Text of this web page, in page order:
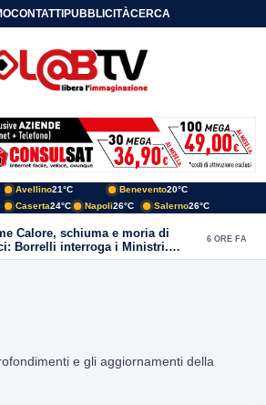
CONTATTIPUBBLICITÀCERCA
Avellino21°C Benevento20°C
Caserta24°C Napoli26°C Salerno26°C
Calore, schiuma e moria di
Borrelli interroga i Ministri.
paga l’assenza del
6 ORE FA
e gli aggiornamenti della